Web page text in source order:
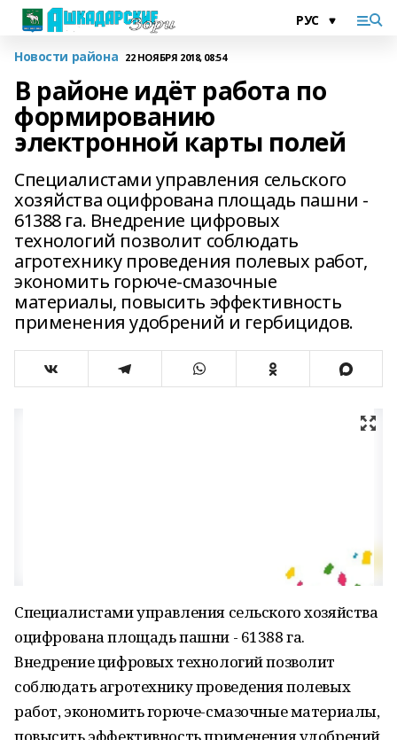
Новости района 22 НОЯБРЯ 2018, 08:54
В районе идёт работа по
формированию
электронной карты полей
Специалистами управления сельского
хозяйства оцифрована площадь пашни -
61388 га. Внедрение цифровых
технологий позволит соблюдать
агротехнику проведения полевых работ,
экономить горюче-смазочные
материалы, повысить эффективность
применения удобрений и гербицидов.
Специалистами управления сельского хозяйства
оцифрована площадь пашни - 61388 га.
Внедрение цифровых технологий позволит
соблюдать агротехнику проведения полевых
работ, экономить горюче-смазочные материалы,